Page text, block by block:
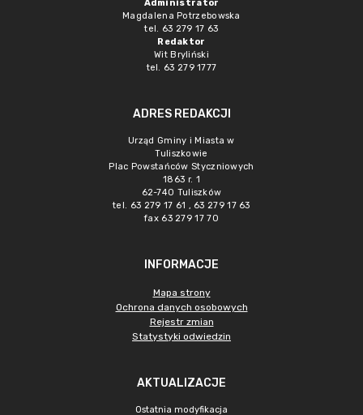
Administrator
Magdalena Potrzebowska
tel. 63 279 17 63
Redaktor
Wit Bryliński
tel. 63 279 1777
ADRES REDAKCJI
Urząd Gminy i Miasta w
Tuliszkowie
Plac Powstańców Styczniowych
1863 r. 1
62-740 Tuliszków
tel. 63 279 17 61 , 63 279 17 63
fax 63 279 17 70
INFORMACJE
Mapa strony
Ochrona danych osobowych
Rejestr zmian
Statystyki odwiedzin
AKTUALIZACJE
Ostatnia modyfikacja